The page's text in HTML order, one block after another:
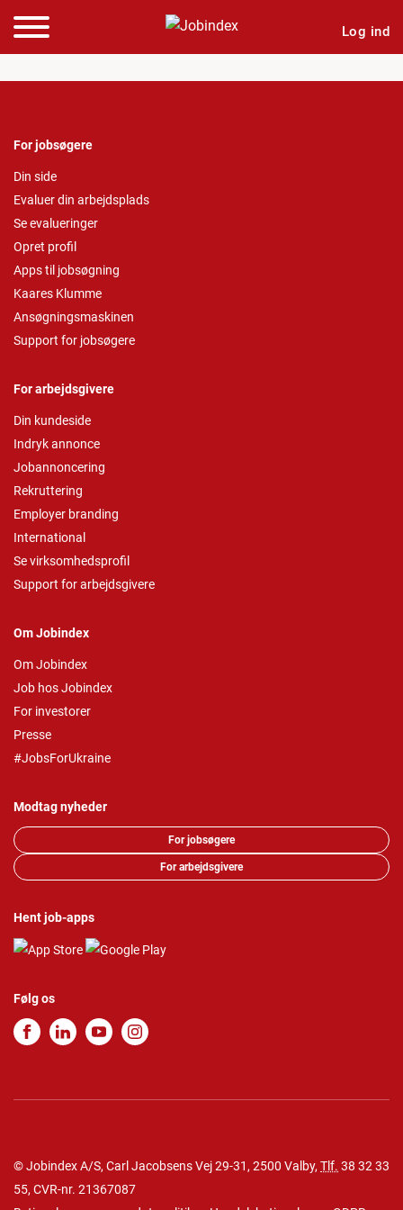
Log ind
For jobsøgere
Din side
Evaluer din arbejdsplads
Se evalueringer
Opret profil
Apps til jobsøgning
Kaares Klumme
Ansøgningsmaskinen
Support for jobsøgere
For arbejdsgivere
Din kundeside
Indryk annonce
Jobannoncering
Rekruttering
Employer branding
International
Se virksomhedsprofil
Support for arbejdsgivere
Om Jobindex
Om Jobindex
Job hos Jobindex
For investorer
Presse
#JobsForUkraine
Modtag nyheder
For jobsøgere
For arbejdsgivere
Hent job-apps
Følg os
© Jobindex A/S, Carl Jacobsens Vej 29-31, 2500 Valby, Tlf. 38 32 33
55, CVR-nr. 21367087